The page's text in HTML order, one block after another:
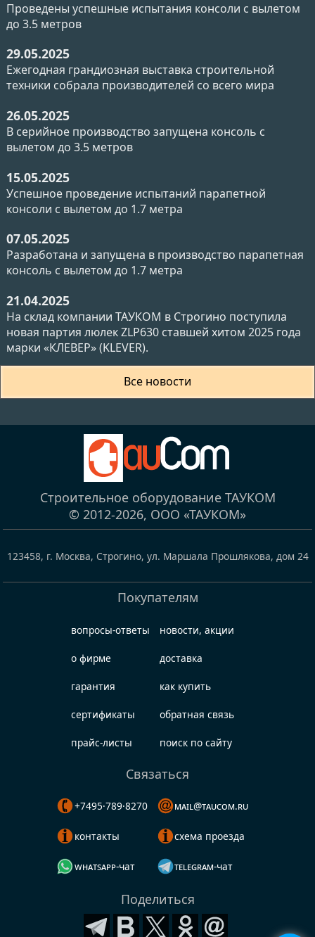
Проведены успешные испытания консоли с вылетом
до 3.5 метров
29.05.2025
Ежегодная грандиозная выставка строительной
техники собрала производителей со всего мира
26.05.2025
В серийное производство запущена консоль с
вылетом до 3.5 метров
15.05.2025
Успешное проведение испытаний парапетной
консоли с вылетом до 1.7 метра
07.05.2025
Разработана и запущена в производство парапетная
консоль с вылетом до 1.7 метра
21.04.2025
На склад компании ТАУКОМ в Строгино поступила
новая партия люлек ZLP630 ставшей хитом 2025 года
марки «КЛЕВЕР» (KLEVER).
Все новости
Строительное оборудование ТАУКОМ
© 2012-2026, ООО «ТАУКОМ»
123458, г. Москва, Строгино, ул. Маршала Прошлякова, дом 24
Покупателям
вопросы-ответы
о фирме
гарантия
сертификаты
прайс-листы
новости, акции
доставка
как купить
обратная связь
поиск по сайту
Связаться
+7495·789·8270
контакты
whatsapp-чат
mail@taucom.ru
схема проезда
telegram-чат
Поделиться